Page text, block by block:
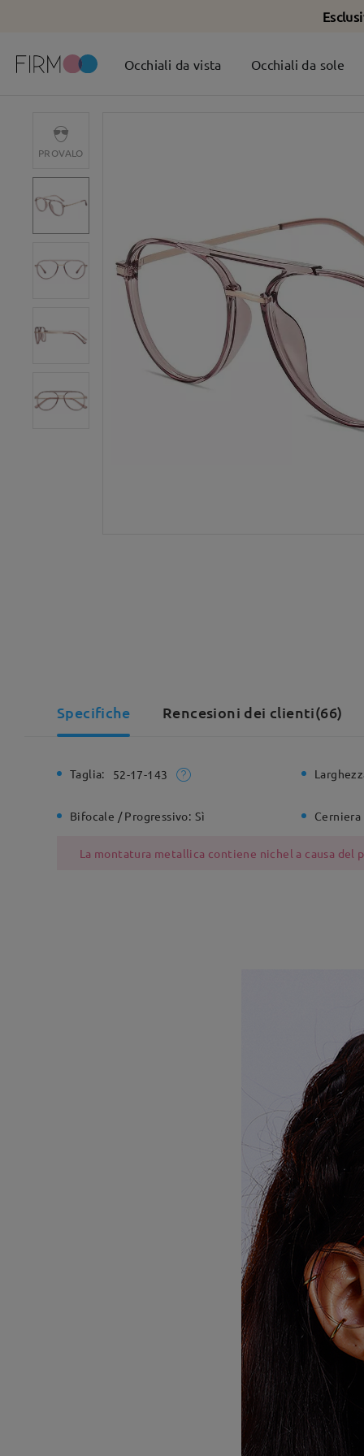
Occhiali da vista Occhiali da sole
PROVALO
Specifiche Rencesioni dei clienti(66)
Taglia: 52-17-143
Bifocale / Progressivo: Sì Cerniera
La montatura metallica contiene nichel a causa